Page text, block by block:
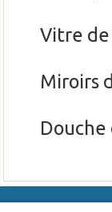
Vitre
Miroirs
Douche